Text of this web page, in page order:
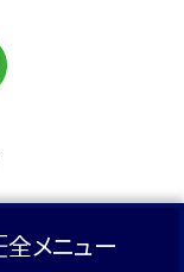
全メニュー